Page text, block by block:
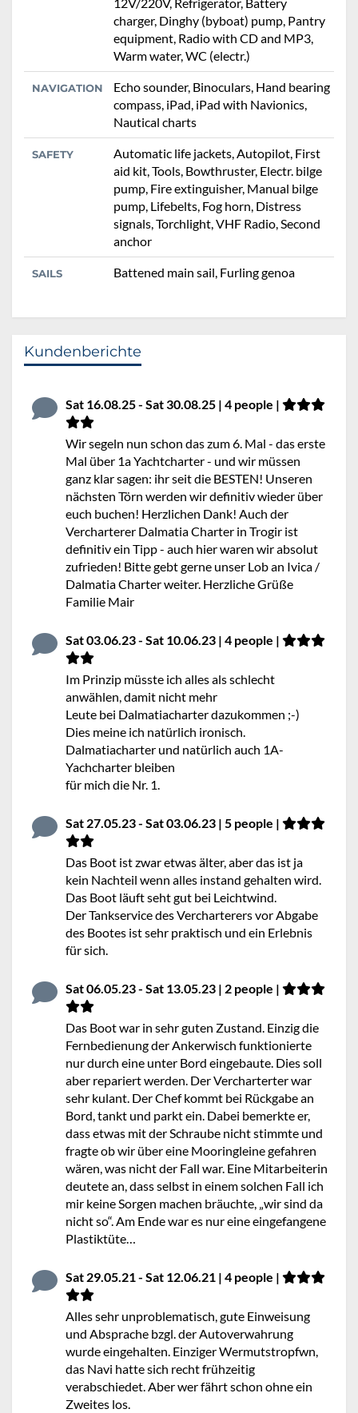
charger, Dinghy (byboat) pump, Pantry
equipment, Radio with CD and MP3,
Warm water, WC (electr.)
NAVIGATION
Echo sounder, Binoculars, Hand bearing
compass, iPad, iPad with Navionics,
Nautical charts
SAFETY
Automatic life jackets, Autopilot, First
aid kit, Tools, Bowthruster, Electr. bilge
pump, Fire extinguisher, Manual bilge
pump, Lifebelts, Fog horn, Distress
signals, Torchlight, VHF Radio, Second
anchor
SAILS Battened main sail, Furling genoa
Kundenberichte
Sat 16.08.25 - Sat 30.08.25 | 4 people |
Wir segeln nun schon das zum 6. Mal - das erste
Mal über 1a Yachtcharter - und wir müssen
ganz klar sagen: ihr seit die BESTEN! Unseren
nächsten Törn werden wir definitiv wieder über
euch buchen! Herzlichen Dank! Auch der
Vercharterer Dalmatia Charter in Trogir ist
definitiv ein Tipp - auch hier waren wir absolut
zufrieden! Bitte gebt gerne unser Lob an Ivica /
Dalmatia Charter weiter. Herzliche Grüße
Familie Mair
Sat 03.06.23 - Sat 10.06.23 | 4 people |
Im Prinzip müsste ich alles als schlecht
anwählen, damit nicht mehr
Leute bei Dalmatiacharter dazukommen ;-)
Dies meine ich natürlich ironisch.
Dalmatiacharter und natürlich auch 1A-
Yachcharter bleiben
für mich die Nr. 1.
Sat 27.05.23 - Sat 03.06.23 | 5 people |
Das Boot ist zwar etwas älter, aber das ist ja
kein Nachteil wenn alles instand gehalten wird.
Das Boot läuft seht gut bei Leichtwind.
Der Tankservice des Vercharterers vor Abgabe
des Bootes ist sehr praktisch und ein Erlebnis
für sich.
Sat 06.05.23 - Sat 13.05.23 | 2 people |
Das Boot war in sehr guten Zustand. Einzig die
Fernbedienung der Ankerwisch funktionierte
nur durch eine unter Bord eingebaute. Dies soll
aber repariert werden. Der Vercharterter war
sehr kulant. Der Chef kommt bei Rückgabe an
Bord, tankt und parkt ein. Dabei bemerkte er,
dass etwas mit der Schraube nicht stimmte und
fragte ob wir über eine Mooringleine gefahren
wären, was nicht der Fall war. Eine Mitarbeiterin
deutete an, dass selbst in einem solchen Fall ich
mir keine Sorgen machen bräuchte, „wir sind da
nicht so“. Am Ende war es nur eine eingefangene
Plastiktüte…
Sat 29.05.21 - Sat 12.06.21 | 4 people |
Alles sehr unproblematisch, gute Einweisung
und Absprache bzgl. der Autoverwahrung
wurde eingehalten. Einziger Wermutstropfwn,
das Navi hatte sich recht frühzeitig
verabschiedet. Aber wer fährt schon ohne ein
Zweites los.